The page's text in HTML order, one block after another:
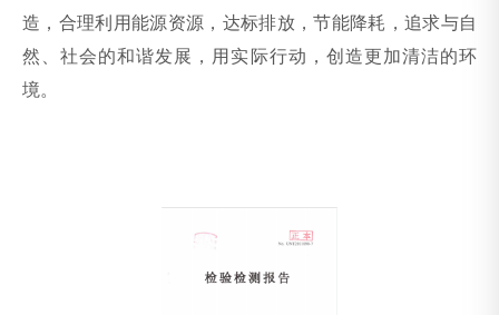
造，合理利用能源资源，达标排放，节能降耗，追求与自
然、社会的和谐发展，用实际行动，创造更加清洁的环
境。